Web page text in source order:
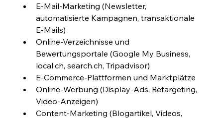
E-Mail-Marketing (Newsletter,
automatisierte Kampagnen, transaktionale
E-Mails)
Online-Verzeichnisse und
Bewertungsportale (Google My Business,
local.ch, search.ch, Tripadvisor)
E-Commerce-Plattformen und Marktplätze
Online-Werbung (Display-Ads, Retargeting,
Video-Anzeigen)
Content-Marketing (Blogartikel, Videos,